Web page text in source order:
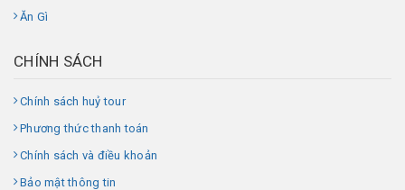
Ăn Gì
CHÍNH SÁCH
Chính sách huỷ tour
Phương thức thanh toán
Chính sách và điều khoản
Bảo mật thông tin